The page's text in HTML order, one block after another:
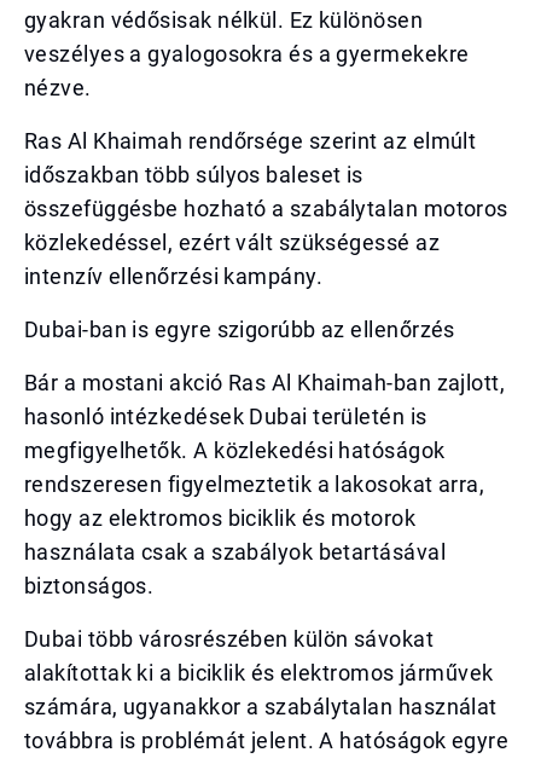
gyakran védősisak nélkül. Ez különösen
veszélyes a gyalogosokra és a gyermekekre
nézve.
Ras Al Khaimah rendőrsége szerint az elmúlt
időszakban több súlyos baleset is
összefüggésbe hozható a szabálytalan motoros
közlekedéssel, ezért vált szükségessé az
intenzív ellenőrzési kampány.
Dubai-ban is egyre szigorúbb az ellenőrzés
Bár a mostani akció Ras Al Khaimah-ban zajlott,
hasonló intézkedések Dubai területén is
megfigyelhetők. A közlekedési hatóságok
rendszeresen figyelmeztetik a lakosokat arra,
hogy az elektromos biciklik és motorok
használata csak a szabályok betartásával
biztonságos.
Dubai több városrészében külön sávokat
alakítottak ki a biciklik és elektromos járművek
számára, ugyanakkor a szabálytalan használat
továbbra is problémát jelent. A hatóságok egyre